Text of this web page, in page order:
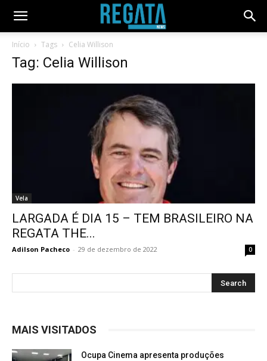
Início Tags Celia Willison
Tag: Celia Willison
Vela
LARGADA É DIA 15 – TEM BRASILEIRO NA
REGATA THE...
Adilson Pacheco - 29 de dezembro de 2022 0
MAIS VISITADOS
Ocupa Cinema apresenta produções